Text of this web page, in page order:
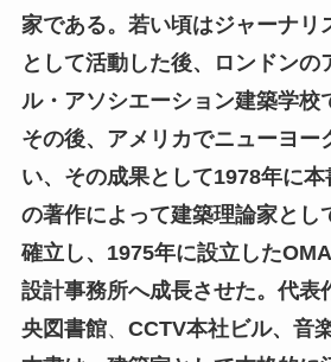
家である。若い頃はジャーナリ
として活動した後、ロンドンの
ル・アソシエーション建築学校
その後、アメリカでニューヨー
い、その成果として1978年に本
の著作によって建築理論家とし
確立し、1975年に設立した
設計事務所へ成長させた。代表
央図書館、 CCTV本社ビル、音